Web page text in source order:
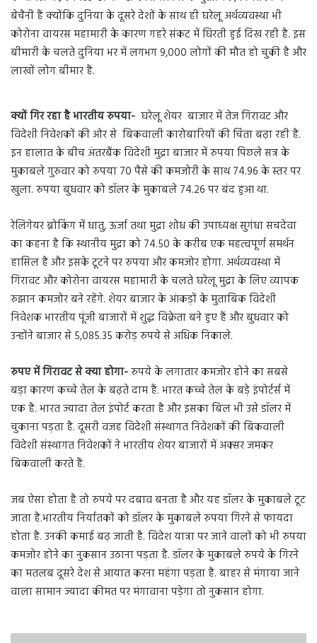
बेचैनी हैं क्योंकि दुनिया के दूसरे देशों के साथ ही घरेलू अर्थव्यवस्था भी
कोरोना वायरस महामारी के कारण गहरे संकट में घिरती हुई दिख रही है. इस
बीमारी के चलते दुनिया भर में लगभग 9,000 लोगों की मौत हो चुकी है और
लाखों लोग बीमार हैं.
क्यों गिर रहा है भारतीय रुपया- घरेलू शेयर बाजार में तेज गिरावट और
विदेशी निवेशकों की ओर से बिकवाली कारोबारियों की चिंता बढ़ा रही है.
इन हालात के बीच अंतरबैंक विदेशी मुद्रा बाजार में रुपया पिछले सत्र के
मुकाबले गुरुवार को रुपया 70 पैसे की कमजोरी के साथ 74.96 के स्तर पर
खुला. रुपया बुधवार को डॉलर के मुकाबले 74.26 पर बंद हुआ था.
रेलिगेयर ब्रोकिंग में धातु, ऊर्जा तथा मुद्रा शोध की उपाध्यक्ष सुगंधा सचदेवा
का कहना है कि स्थानीय मुद्रा को 74.50 के करीब एक महत्वपूर्ण समर्थन
हासिल है और इसके टूटने पर रुपया और कमजोर होगा. अर्थव्यवस्था में
गिरावट और कोरोना वायरस महामारी के चलते घरेलू मुद्रा के लिए व्यापक
रुझान कमजोर बने रहेंगे. शेयर बाजार के आंकड़ों के मुताबिक विदेशी
निवेशक भारतीय पूंजी बाजारों में शुद्ध विक्रेता बने हुए हैं और बुधवार को
उन्होंने बाजार से 5,085.35 करोड़ रुपये से अधिक निकाले.
रुपए में गिरावट से क्या होगा-रुपये के लगातार कमजोर होने का सबसे
बड़ा कारण कच्चे तेल के बढ़ते दाम हैं. भारत कच्चे तेल के बड़े इंपोर्टर्स में
एक है. भारत ज्यादा तेल इंपोर्ट करता है और इसका बिल भी उसे डॉलर में
चुकाना पड़ता है. दूसरी वजह विदेशी संस्थागत निवेशकों की बिकवाली
विदेशी संस्थागत निवेशकों ने भारतीय शेयर बाजारों में अक्सर जमकर
बिकवाली करते हैं.
जब ऐसा होता है तो रुपये पर दबाव बनता है और यह डॉलर के मुकाबले टूट
जाता है.भारतीय निर्यातकों को डॉलर के मुकाबले रुपया गिरने से फायदा
होता है. उनकी कमाई बढ़ जाती है. विदेश यात्रा पर जाने वालों को भी रुपया
कमजोर होने का नुकसान उठाना पड़ता है. डॉलर के मुकाबले रुपये के गिरने
का मतलब दूसरे देश से आयात करना महंगा पड़ता है. बाहर से मंगाया जाने
वाला सामान ज्यादा कीमत पर मंगावाना पड़ेगा तो नुकसान होगा.